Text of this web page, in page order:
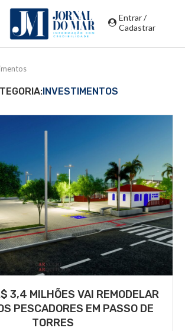
Entrar /
Cadastrar
INVESTIMENTOS
3,4 MILHÕES VAI REMODELAR
PESCADORES EM PASSO DE
TORRES